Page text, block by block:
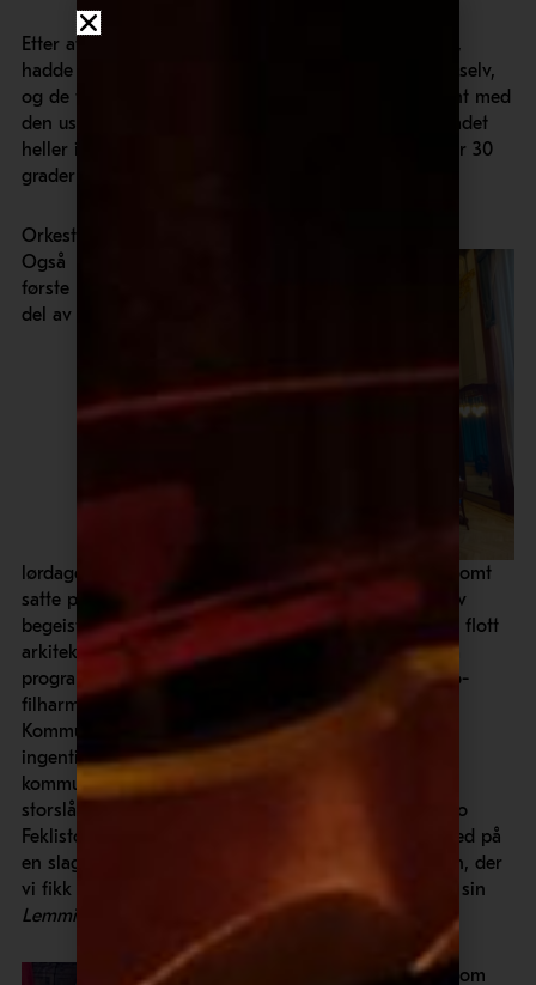
Etter at vi var installert på hotellet nede i gamlebyen,
hadde deltakerne ettermiddagen og kvelden for seg selv,
og de fleste benyttet anledningen til å gjøre seg kjent med
den usedvanlige vakre og storslåtte byen. Og det skadet
heller ikke at det var sol fra klar himmel og oppunder 30
grader!
Orkesterprøve i Kommunehuset
Også
første
del av
lørdagen var satt av til egentid, noe deltakerne utvilsomt
satte pris. Da vi møttes igjen kl. 15.00, summet det av
begeistrede beretninger om interessante opplevelser, flott
arkitektur og sjarmerende gatemiljøer. Neste post på
programmet var deltakelse på orkesterprøven til Oslo-
filharmonien. Og konserthuset, Obecní dům, eller
Kommunehuset på norsk (men la det være helt klart:
ingenting ved dette huset minnet om et norsk
kommunehus!) var i seg selv et eksempel på Prahas
storslåtte arkitektur i jugendstil. Før prøven tok Marco
Feklistoff, leder for orkester og program i OF, oss med på
en slags Bak Notene i den vakre kammermusikksalen, der
vi fikk vite mer om Dvořáks
Cellokonsertog Sibelius sin
Lemminkäinen Suite
, som var kveldens program.
Som